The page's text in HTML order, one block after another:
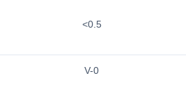
<0.5
V-0